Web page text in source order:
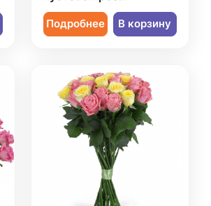
Подробнее В корзину